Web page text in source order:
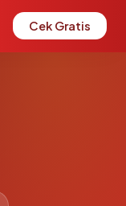
Cek Gratis